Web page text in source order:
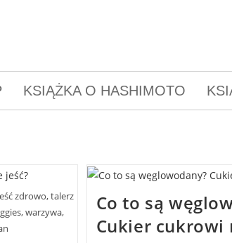
KSIĄŻKA O HASHIMOTO
zdrowo, talerz
warzywa,
Co to są
Cukier cukrowi